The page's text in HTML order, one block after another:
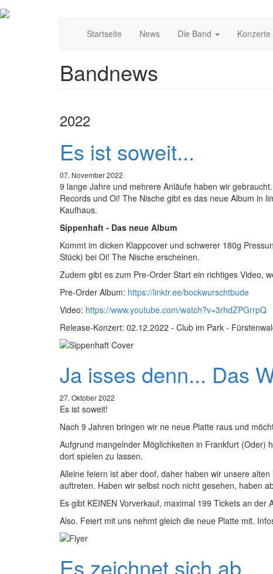
Direkt
Main
navigation
Startseite News Die Band Konzerte
Bandnews
2022
Es ist soweit...
07. November 2022
9 lange Jahre und mehrere Anläufe haben wir
Records und Oi! The Nische gibt es das neue Album in
Kaufhaus.
Sippenhaft - Das neue Album
Kommt im dicken Klappcover und schwerer 180g
Stück) bei Oi! The Nische erscheinen.
Zudem gibt es zum Pre-Order Start ein richtiges Video,
Pre-Order Album: https://linktr.ee/bockwurschtbude
Video: https://www.youtube.com/watch?v=3rhdZPGrrpQ
Release-Konzert: 02.12.2022 - Club im Park -
Ja isses denn... Das
27. Oktober 2022
Es ist soweit!
Nach 9 Jahren bringen wir ne neue Platte raus und
Aufgrund mangelnder Möglichkeiten in Frankfurt (Oder)
dort spielen zu lassen.
Alleine feiern ist aber doof, daher haben wir unsere
auftreten. Haben wir selbst noch nicht gesehen, haben
Es gibt KEINEN Vorverkauf, maximal 199 Tickets an
Also. Feiert mit uns nehmt gleich die neue Platte mit.
Es zeichnet sich ab...